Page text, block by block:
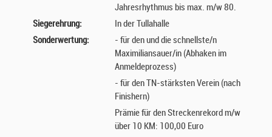
Jahresrhythmus bis max. m/w 80.
Siegerehrung:
In der Tullahalle
Sonderwertung:
- für den und die schnellste/n
Maximiliansauer/in (Abhaken im
Anmeldeprozess)
- für den TN-stärksten Verein (nach
Finishern)
Prämie für den Streckenrekord m/w
über 10 KM: 100,00 Euro